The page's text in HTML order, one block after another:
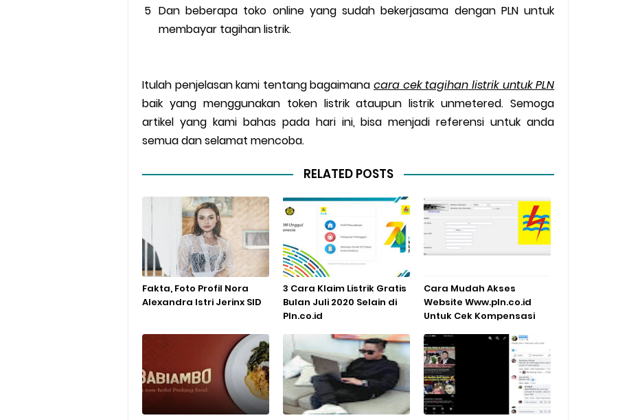
Dan beberapa toko online yang sudah bekerjasama dengan PLN untuk
membayar tagihan listrik.
Itulah penjelasan kami tentang bagaimanacara cek tagihan listrik untuk PLN
baik yang menggunakan token listrik ataupun listrik unmetered. Semoga
artikel yang kami bahas pada hari ini, bisa menjadi referensi untuk anda
semua dan selamat mencoba.
RELATED POSTS
Fakta, Foto Profil Nora
Alexandra Istri Jerinx SID
3 Cara Klaim Listrik Gratis
Bulan Juli 2020 Selain di
Pln.co.id
Cara Mudah Akses
Website Www.pln.co.id
Untuk Cek Kompensasi